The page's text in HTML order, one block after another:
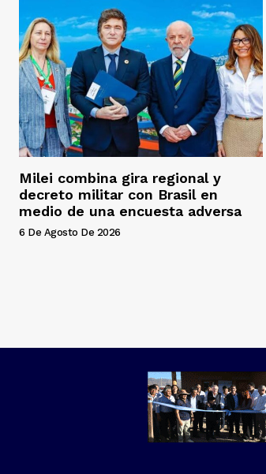
Milei combina gira regional y
decreto militar con Brasil en
medio de una encuesta adversa
6 De Agosto De 2026